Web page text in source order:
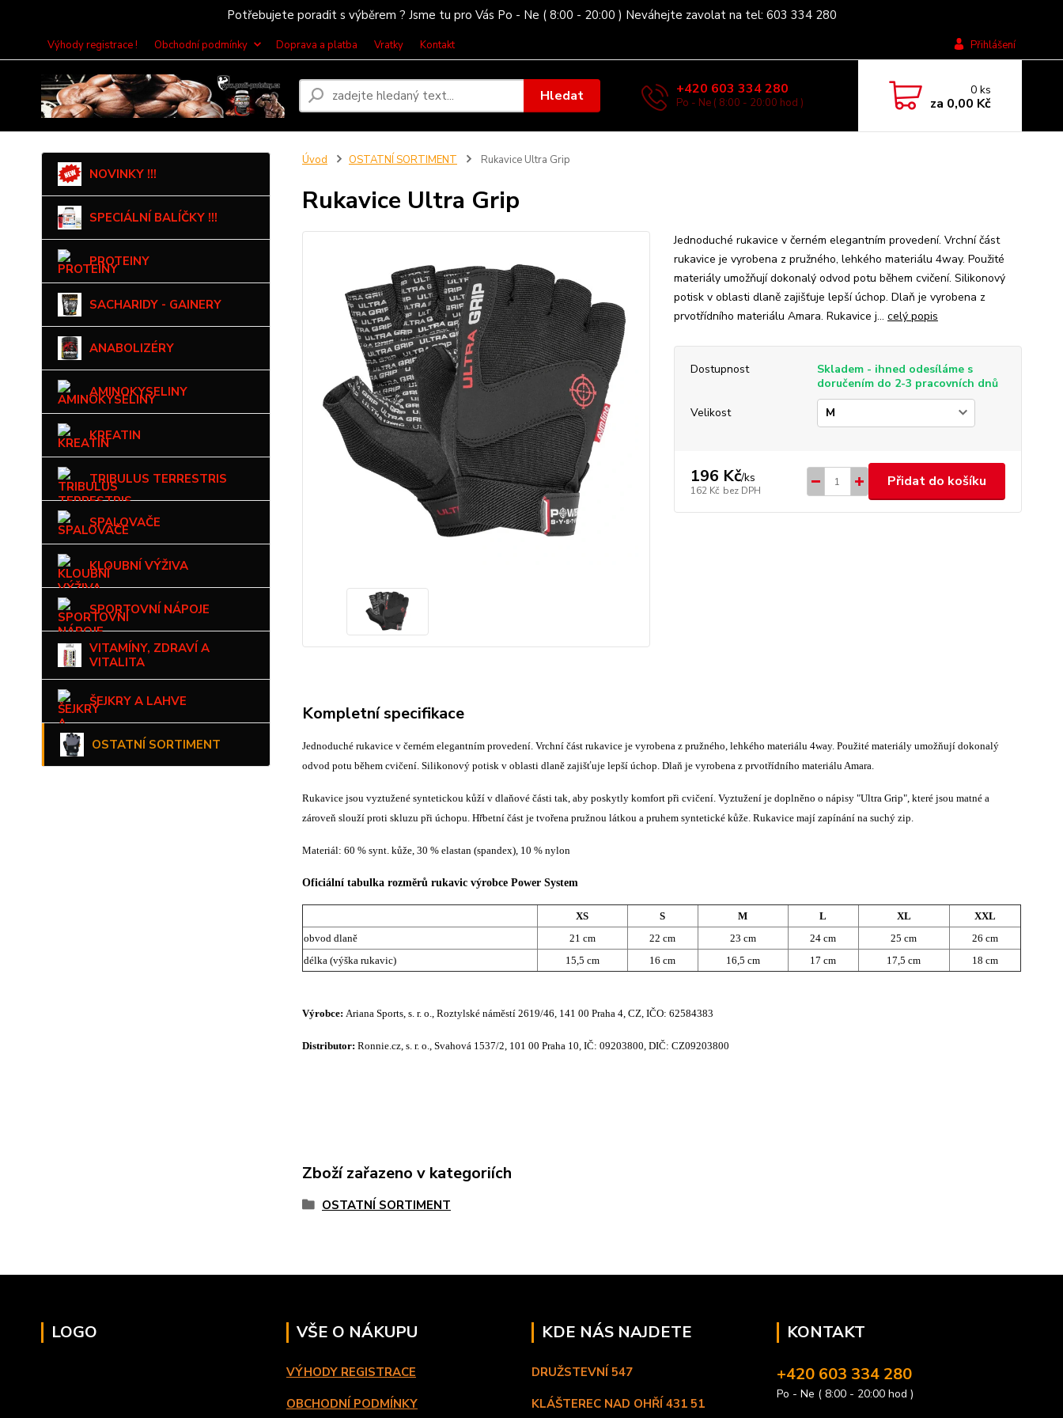
Potřebujete poradit s výběrem ? Jsme tu pro Vás Po - Ne ( 8:00 - 20:00 ) Neváhejte zavolat na tel: 603 334 280
Výhody registrace ! Obchodní podmínky Doprava a platba Vratky Kontakt Přihlášení
Hledat +420 603 334 280
Po - Ne ( 8:00 - 20:00 hod )
0ks
za 0,00 Kč
NOVINKY !!!
SPECIÁLNÍ BALÍČKY !!!
PROTEINY
SACHARIDY - GAINERY
ANABOLIZÉRY
AMINOKYSELINY
KREATIN
TRIBULUS TERRESTRIS
SPALOVAČE
KLOUBNÍ VÝŽIVA
SPORTOVNÍ NÁPOJE
VITAMÍNY, ZDRAVÍ A
VITALITA
ŠEJKRY A LAHVE
OSTATNÍ SORTIMENT
Úvod OSTATNÍ SORTIMENT Rukavice Ultra Grip
Rukavice Ultra Grip
Jednoduché rukavice v černém elegantním provedení. Vrchní část
rukavice je vyrobena z pružného, lehkého materiálu 4way. Použité
materiály umožňují dokonalý odvod potu během cvičení. Silikonový
potisk v oblasti dlaně zajišťuje lepší úchop. Dlaň je vyrobena z
prvotřídního materiálu Amara. Rukavice j... celý popis
Dostupnost
Skladem - ihned odesíláme s
doručením do 2-3 pracovních dnů
Velikost
196 Kč/ks
162 Kč bez DPH
Přidat do košíku
Kompletní specifikace
Jednoduché rukavice v černém elegantním provedení. Vrchní část rukavice je vyrobena z pružného, lehkého materiálu 4way. Použité materiály umožňují dokonalý
odvod potu během cvičení. Silikonový potisk v oblasti dlaně zajišťuje lepší úchop. Dlaň je vyrobena z prvotřídního materiálu Amara.
Rukavice jsou vyztužené syntetickou kůží v dlaňové části tak, aby poskytly komfort při cvičení. Vyztužení je doplněno o nápisy "Ultra Grip", které jsou matné a
zároveň slouží proti skluzu při úchopu. Hřbetní část je tvořena pružnou látkou a pruhem syntetické kůže. Rukavice mají zapínání na suchý zip.
Materiál: 60 % synt. kůže, 30 % elastan (spandex), 10 % nylon
Oficiální tabulka rozměrů rukavic výrobce Power System
XS S M L XL
XXL
obvod dlaně
21 cm 22 cm 23 cm 24 cm 25 cm
26 cm
délka (výška rukavic)
15,5 cm 16 cm 16,5 cm 17 cm 17,5 cm 18 cm
Výrobce: Ariana Sports, s. r. o., Roztylské náměstí 2619/46, 141 00 Praha 4, CZ, IČO: 62584383
Distributor: Ronnie.cz, s. r. o., Svahová 1537/2, 101 00 Praha 10, IČ: 09203800, DIČ: CZ09203800
Zboží zařazeno v kategoriích
OSTATNÍ SORTIMENT
LOGO VŠE O NÁKUPU
VÝHODY REGISTRACE
OBCHODNÍ PODMÍNKY
KDE NÁS NAJDETE
DRUŽSTEVNÍ 547
KLÁŠTEREC NAD OHŘÍ 431 51
KONTAKT
+420 603 334 280
Po - Ne ( 8:00 - 20:00 hod )